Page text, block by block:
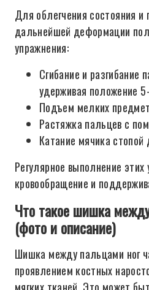
Для облегчения состояния
дальнейшей деформации
упражнения:
Сгибание и разгибание
удерживая положение
Подъем мелких
Растяжка пальцев с
Катание мячика
Регулярное выполнение
кровообращение и
Что такое шишка
(фото и описание)
Шишка между пальцами ног
проявлением костных